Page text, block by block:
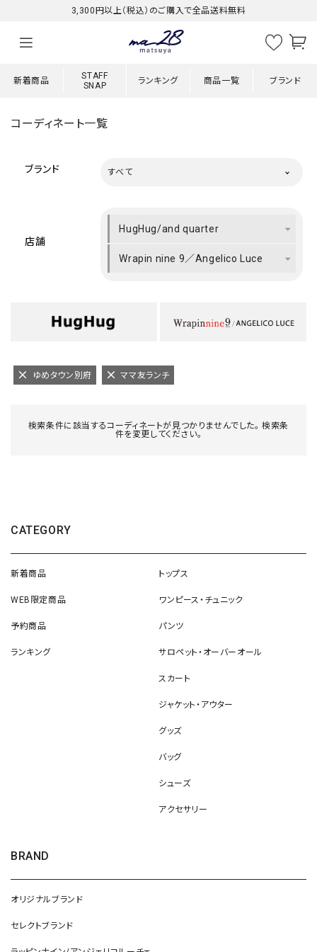
3,300円以上（税込）のご購入で全品送料無料
新着商品
STAFF
SNAP
ランキング 商品一覧 ブランド
コーディネート一覧
ブランド すべて
店舗
HugHug/and quarter
Wrapin nine 9／Angelico Luce
ゆめタウン別府 ママ友ランチ
検索条件に該当するコーディネートが見つかりませんでした。 検索条
件を変更してください。
CATEGORY
新着商品
WEB限定商品
予約商品
ランキング
トップス
ワンピース・チュニック
パンツ
サロペット・オーバーオール
スカート
ジャケット・アウター
グッズ
バッグ
シューズ
アクセサリー
BRAND
オリジナルブランド
セレクトブランド